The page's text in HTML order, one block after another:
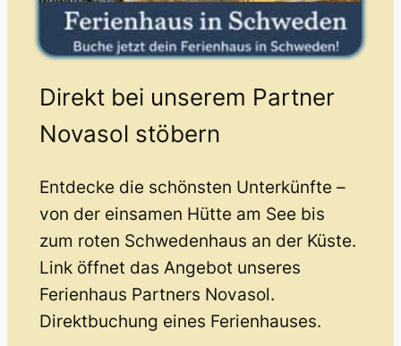
Direkt bei unserem Partner
Novasol stöbern
Entdecke die schönsten Unterkünfte –
von der einsamen Hütte am See bis
zum roten Schwedenhaus an der Küste.
Link öffnet das Angebot unseres
Ferienhaus Partners Novasol.
Direktbuchung eines Ferienhauses.